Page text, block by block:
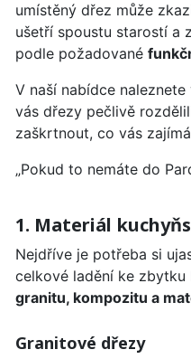
umístěný dřez může
ušetří spoustu starostí a
podle požadované
V naší nabídce naleznete
vás dřezy pečlivě
zaškrtnout, co vás
„Pokud to nemáte do
1. Materiál
Nejdříve je potřeba si
celkové ladění ke zbytku
granitu, kompozitu a
Granitové dřezy